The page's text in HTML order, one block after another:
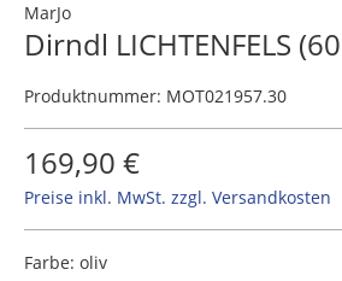
MarJo
Dirndl LICHTENFELS
Produktnummer: MOT021957.30
169,90 €
Preise inkl. MwSt. zzgl. Versandkosten
Farbe: oliv